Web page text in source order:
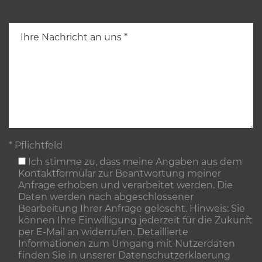
* Pflichtfeld
Ich stimme zu, dass meine Angaben aus dem
Kontaktformular zur Beantwortung meiner
Anfrage erhoben und verarbeitet werden. Die
Daten werden nach abgeschlossener
Bearbeitung Ihrer Anfrage gelöscht. Hinweis: Sie
können Ihre Einwilligung jederzeit für die Zukunft
per E-Mail an widerrufen. Detaillierte
Informationen zum Umgang mit Nutzerdaten
finden Sie in unserer Datenschutzerklaerung